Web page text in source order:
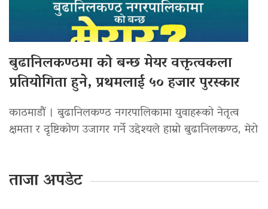
बुढानिलकण्ठमा को बन्छ मेयर वक्तृत्वकला
प्रतियोगिता हुने, प्रथमलाई ५० हजार पुरस्कार
काठमाडौं । बुढानिलकण्ठ नगरपालिकामा युवाहरूको नेतृत्व
क्षमता र दृष्टिकोण उजागर गर्ने उद्देश्यले हाम्रो बुढानिलकण्ठ, मेरो
ताजा अपडेट